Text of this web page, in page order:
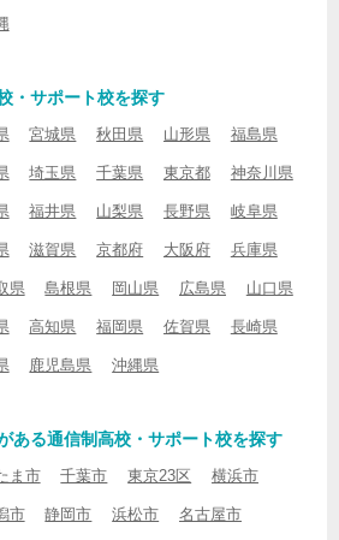
・サポート校を探す
宮城県 秋田県 山形県 福島県
埼玉県 千葉県 東京都 神奈川県
福井県 山梨県 長野県 岐阜県
滋賀県 京都府 大阪府 兵庫県
県 島根県 岡山県 広島県 山口県
高知県 福岡県 佐賀県 長崎県
鹿児島県 沖縄県
ある通信制高校・サポート校を探す
ま市 千葉市 東京23区 横浜市
市 静岡市 浜松市 名古屋市